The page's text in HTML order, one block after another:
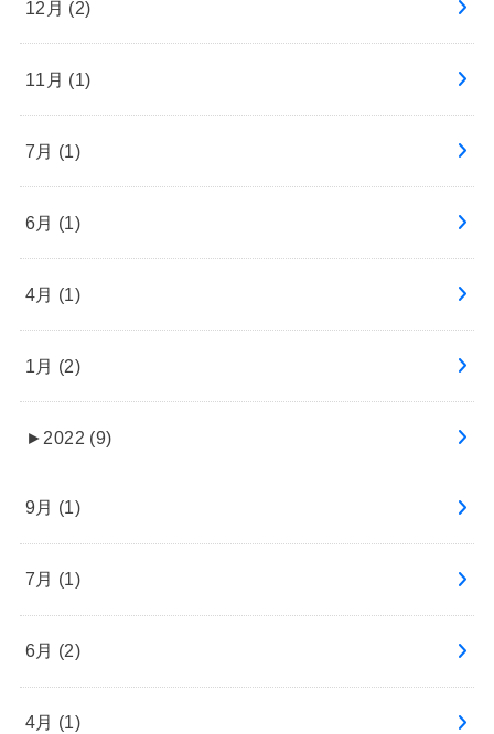
12月 (2)
11月 (1)
7月 (1)
6月 (1)
4月 (1)
1月 (2)
► 2022 (9)
9月 (1)
7月 (1)
6月 (2)
4月 (1)